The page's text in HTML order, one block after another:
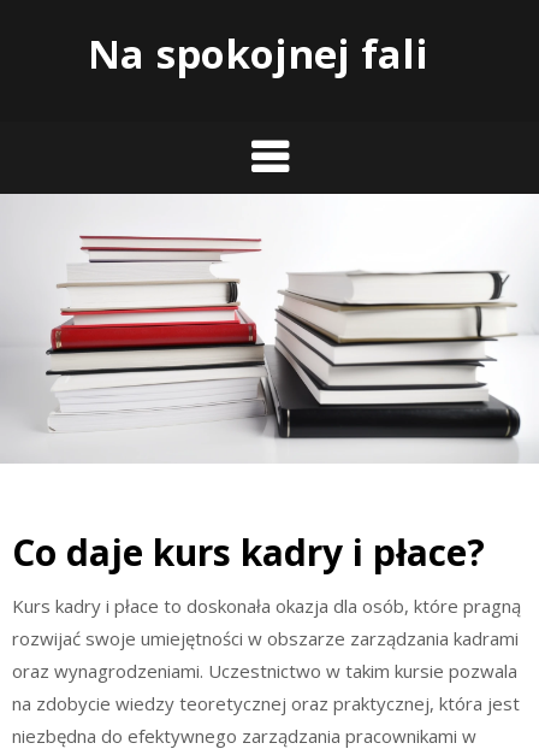
Na spokojnej fali
Co daje kurs kadry i płace?
Kurs kadry i płace to doskonała okazja dla osób, które pragną
rozwijać swoje umiejętności w obszarze zarządzania kadrami
oraz wynagrodzeniami. Uczestnictwo w takim kursie pozwala
na zdobycie wiedzy teoretycznej oraz praktycznej, która jest
niezbędna do efektywnego zarządzania pracownikami w